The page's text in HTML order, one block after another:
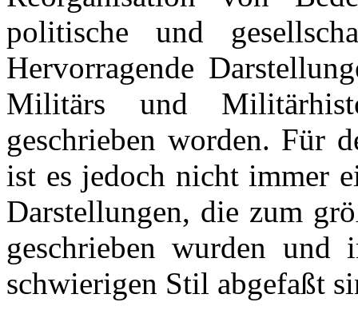
politische und
Hervorragende
Militärs und
geschrieben worden. Für
ist es jedoch nicht immer
Darstellungen, die zum
geschrieben wurden und
schwierigen Stil abgefaßt